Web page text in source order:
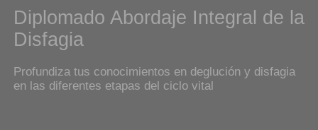
Diplomado Abordaje Integral de la
Disfagia
Profundiza tus conocimientos en deglución y disfagia
en las diferentes etapas del ciclo vital